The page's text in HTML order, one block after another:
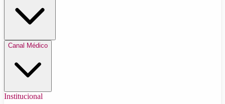
Canal Médico
Institucional